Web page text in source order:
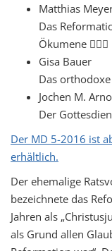
Matthias
Das
Ökumene 
Gisa Bauer
Das
Jochen M.
Der
Der MD 5-2016 ist
erhältlich.
Der ehemalige
bezeichnete das
Jahren als
als Grund allen